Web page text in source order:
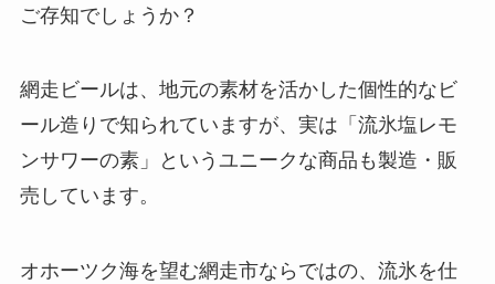
ご存知でしょうか？
網走ビールは、地元の素材を活かした個性的なビ
ール造りで知られていますが、実は「流氷塩レモ
ンサワーの素」というユニークな商品も製造・販
売しています。
オホーツク海を望む網走市ならではの、流氷を仕